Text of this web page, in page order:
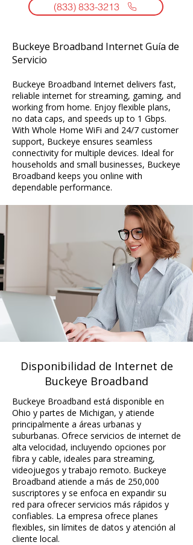
(833) 833-3213
Buckeye Broadband Internet Guía de
Servicio
Buckeye Broadband Internet delivers fast,
reliable internet for streaming, gaming, and
working from home. Enjoy flexible plans,
no data caps, and speeds up to 1 Gbps.
With Whole Home WiFi and 24/7 customer
support, Buckeye ensures seamless
connectivity for multiple devices. Ideal for
households and small businesses, Buckeye
Broadband keeps you online with
dependable performance.
Disponibilidad de Internet de
Buckeye Broadband
Buckeye Broadband está disponible en
Ohio y partes de Michigan, y atiende
principalmente a áreas urbanas y
suburbanas. Ofrece servicios de internet de
alta velocidad, incluyendo opciones por
fibra y cable, ideales para streaming,
videojuegos y trabajo remoto. Buckeye
Broadband atiende a más de 250,000
suscriptores y se enfoca en expandir su
red para ofrecer servicios más rápidos y
confiables. La empresa ofrece planes
flexibles, sin límites de datos y atención al
cliente local.